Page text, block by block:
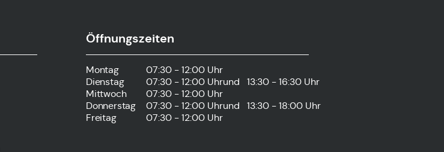
Öffnungszeiten
Montag
07:30 - 12:00 Uhr
Dienstag
07:30 - 12:00 Uhrund
13:30 - 16:30 Uhr
Mittwoch
07:30 - 12:00 Uhr
Donnerstag
07:30 - 12:00 Uhrund
13:30 - 18:00 Uhr
Freitag
07:30 - 12:00 Uhr